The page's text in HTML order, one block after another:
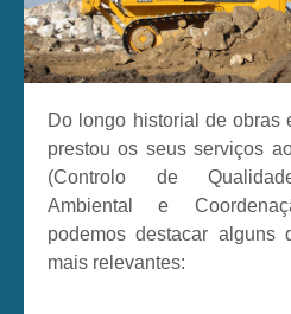
Do longo historial de obras
prestou os seus serviços
(Controlo de
Ambiental e
podemos destacar alguns
mais relevantes: